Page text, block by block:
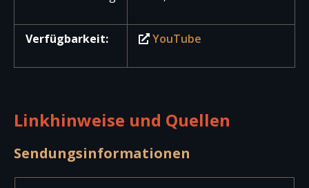
Verfügbarkeit: YouTube
Linkhinweise und Quellen
Sendungsinformationen